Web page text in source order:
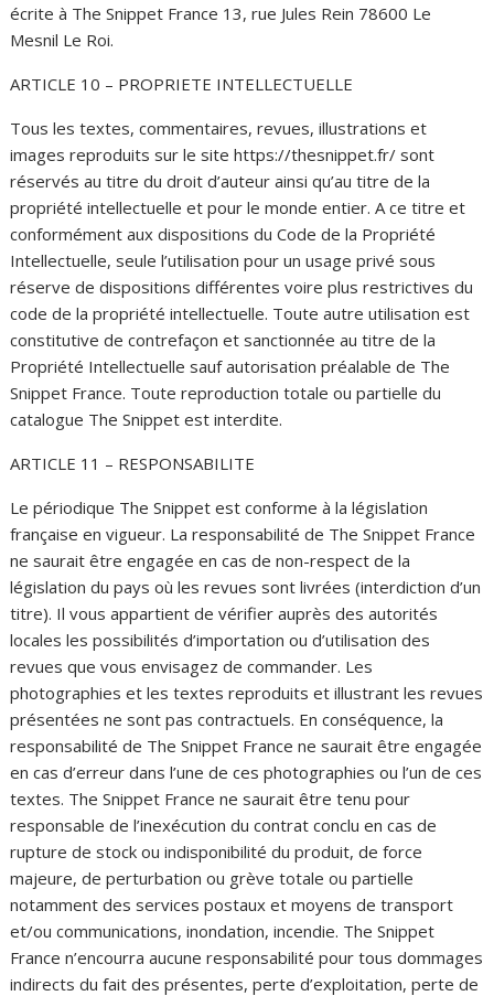
écrite à The Snippet France 13, rue Jules Rein 78600 Le
Mesnil Le Roi.
ARTICLE 10 – PROPRIETE INTELLECTUELLE
Tous les textes, commentaires, revues, illustrations et
images reproduits sur le site https://thesnippet.fr/ sont
réservés au titre du droit d’auteur ainsi qu’au titre de la
propriété intellectuelle et pour le monde entier. A ce titre et
conformément aux dispositions du Code de la Propriété
Intellectuelle, seule l’utilisation pour un usage privé sous
réserve de dispositions différentes voire plus restrictives du
code de la propriété intellectuelle. Toute autre utilisation est
constitutive de contrefaçon et sanctionnée au titre de la
Propriété Intellectuelle sauf autorisation préalable de The
Snippet France. Toute reproduction totale ou partielle du
catalogue The Snippet est interdite.
ARTICLE 11 – RESPONSABILITE
Le périodique The Snippet est conforme à la législation
française en vigueur. La responsabilité de The Snippet France
ne saurait être engagée en cas de non-respect de la
législation du pays où les revues sont livrées (interdiction d’un
titre). Il vous appartient de vérifier auprès des autorités
locales les possibilités d’importation ou d’utilisation des
revues que vous envisagez de commander. Les
photographies et les textes reproduits et illustrant les revues
présentées ne sont pas contractuels. En conséquence, la
responsabilité de The Snippet France ne saurait être engagée
en cas d’erreur dans l’une de ces photographies ou l’un de ces
textes. The Snippet France ne saurait être tenu pour
responsable de l’inexécution du contrat conclu en cas de
rupture de stock ou indisponibilité du produit, de force
majeure, de perturbation ou grève totale ou partielle
notamment des services postaux et moyens de transport
et/ou communications, inondation, incendie. The Snippet
France n’encourra aucune responsabilité pour tous dommages
indirects du fait des présentes, perte d’exploitation, perte de